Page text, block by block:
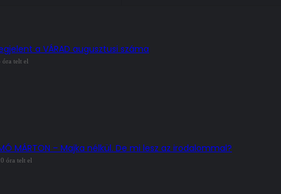
a VÁRAD augusztusi száma
óra telt el
MÁRTON – Majka nélkül. De mi lesz az irodalommal?
óra telt el